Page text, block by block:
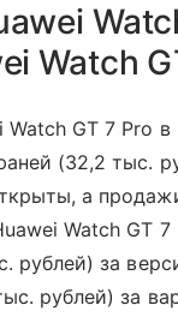
Watch
GT 7 Pro в
(32,2 тыс.
а
Watch GT 7
рублей) за
рублей) за